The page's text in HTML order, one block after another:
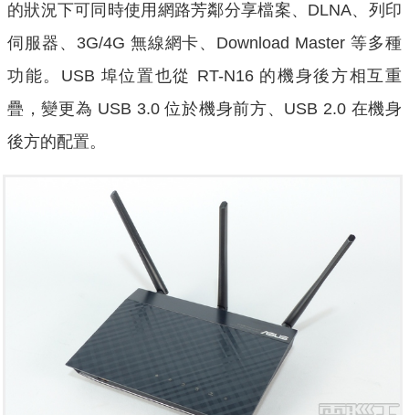
的狀況下可同時使用網路芳鄰分享檔案、DLNA、列印
伺服器、3G/4G 無線網卡、Download Master 等多種
功能。USB 埠位置也從 RT-N16 的機身後方相互重
疊，變更為 USB 3.0 位於機身前方、USB 2.0 在機身
後方的配置。